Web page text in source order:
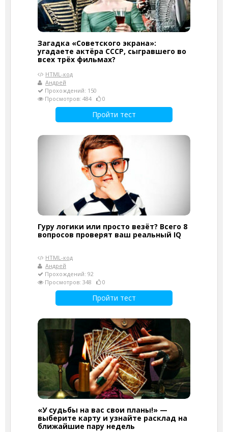
Загадка «Советского экрана»:
угадаете актёра СССР, сыгравшего во
всех трёх фильмах?
HTML-код
Андрей
Прохождений: 150
Просмотров: 484
0
Пройти тест
Гуру логики или просто везёт? Всего 8
вопросов проверят ваш реальный IQ
HTML-код
Андрей
Прохождений: 92
Просмотров: 348
0
Пройти тест
«У судьбы на вас свои планы!» —
выберите карту и узнайте расклад на
ближайшие пару недель